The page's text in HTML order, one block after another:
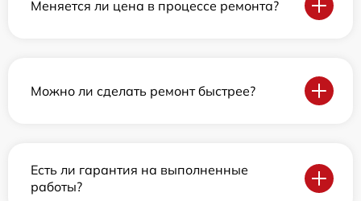
Меняется ли цена в процессе ремонта?
Можно ли сделать ремонт быстрее?
Есть ли гарантия на выполненные
работы?